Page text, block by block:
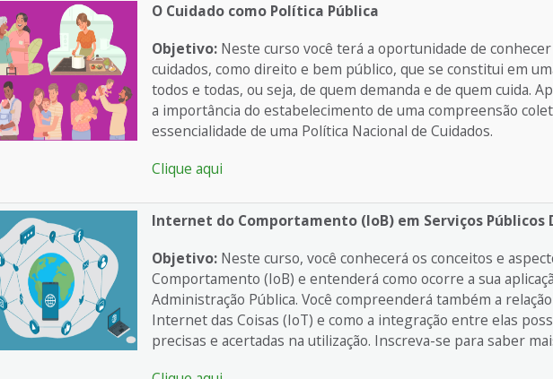
O Cuidado como Política Pública
Objetivo: Neste curso você terá a oportunidade de
cuidados, como direito e bem público, que se constitui em
todos e todas, ou seja, de quem demanda e de quem cuida.
a importância do estabelecimento de uma compreensão
essencialidade de uma Política Nacional de Cuidados.
Clique aqui
Internet do Comportamento (loB) em Serviços Públicos
Objetivo: Neste curso, você conhecerá os conceitos e
Comportamento (IoB) e entenderá como ocorre a sua
Administração Pública. Você compreenderá também a
Internet das Coisas (IoT) e como a integração entre elas
precisas e acertadas na utilização. Inscreva-se para saber